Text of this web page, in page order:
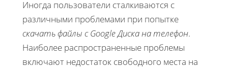
Иногда пользователи сталкиваются с
различными проблемами при попытке
скачать файлы с Google Диска на телефон.
Наиболее распространенные проблемы
включают недостаток свободного места на